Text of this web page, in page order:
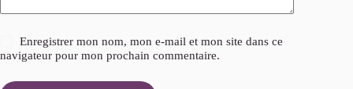
Enregistrer mon nom, mon e-mail et mon site dans ce
navigateur pour mon prochain commentaire.